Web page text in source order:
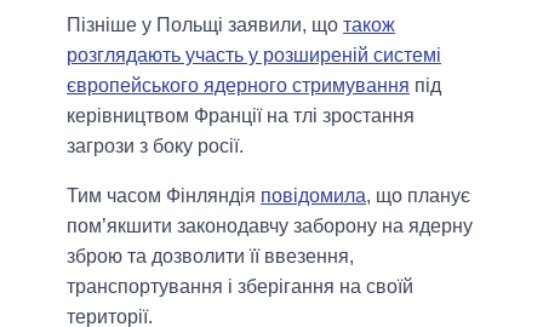
Пізніше у Польщі заявили, що також
розглядають участь у розширеній системі
європейського ядерного стримування під
керівництвом Франції на тлі зростання
загрози з боку росії.
Тим часом Фінляндія повідомила, що планує
пом’якшити законодавчу заборону на ядерну
зброю та дозволити її ввезення,
транспортування і зберігання на своїй
території.